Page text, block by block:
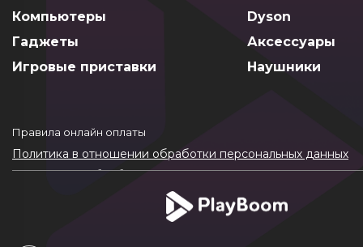
Компьютеры
Dyson
Гаджеты
Аксессуары
Игровые приставки
Наушники
Правила онлайн оплаты
Политика в отношении обработки персональных данных
Согласие на обработку ПДн
Политика обработки файлов cookie